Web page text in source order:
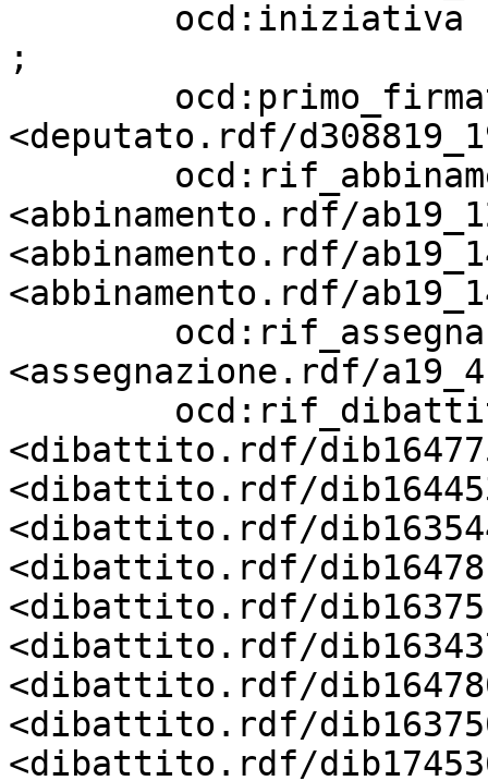
;
<deputato.rdf/
<abbinamento.rdf/
<abbinamento.rdf/
<abbinamento.rdf/
<assegnazione.rdf/
<dibattito.rdf/
<dibattito.rdf/
<dibattito.rdf/
<dibattito.rdf/
<dibattito.rdf/
<dibattito.rdf/
<dibattito.rdf/
<dibattito.rdf/
<dibattito.rdf/